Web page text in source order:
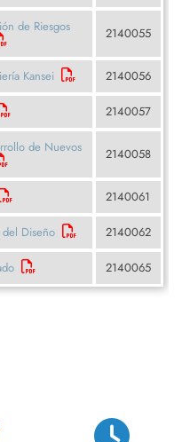
de Riesgos
2140055
Kansei 2140056
2140057
de Nuevos
2140058
2140061
Diseño 2140062
2140065